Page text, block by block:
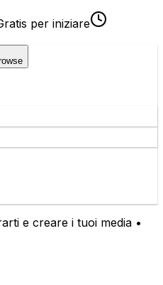
per iniziare
e creare i tuoi media •